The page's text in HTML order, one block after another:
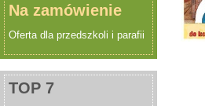
Na zamówienie
Oferta dla przedszkoli i parafii
TOP 7